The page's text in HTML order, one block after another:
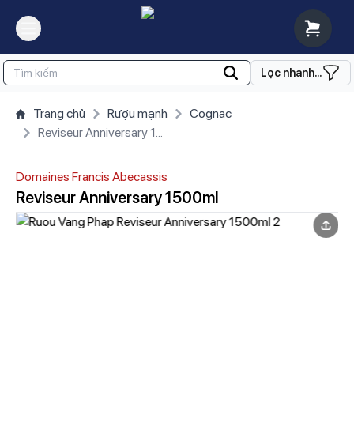
Lọc nhanh...
Trang chủ Rượu mạnh
Cognac
Reviseur Anniversary 1500ml
Domaines Francis Abecassis
Reviseur Anniversary 1500ml